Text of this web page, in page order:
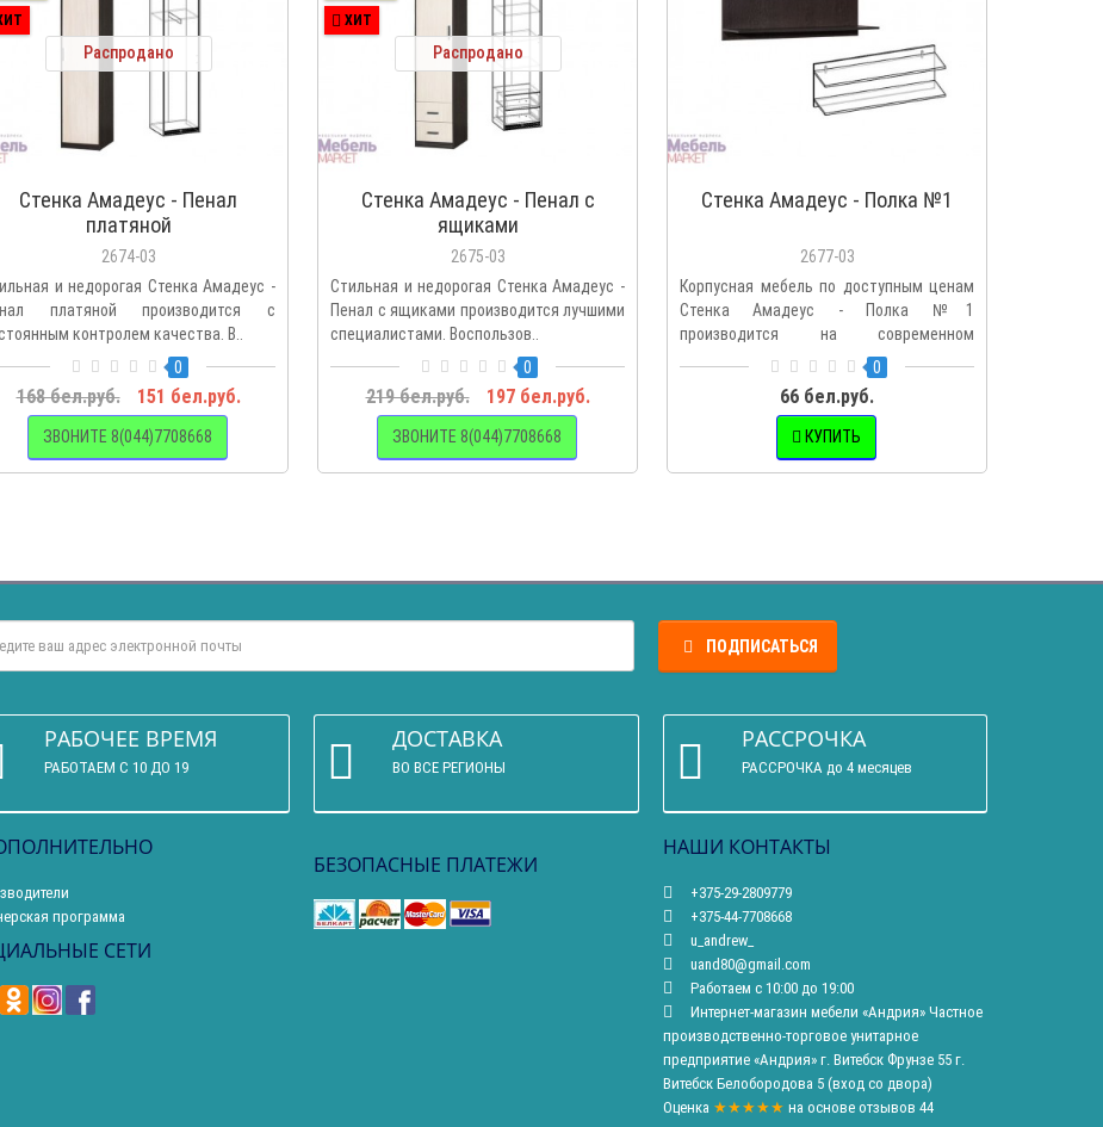
Распродано
Стенка Амадеус - Пенал
платяной
2674-03
и недорогая Стенка Амадеус -
платяной производится с
контролем качества. В..
0
168 бел.руб. 151 бел.руб.
ЗВОНИТЕ 8(044)7708668
ХИТ
Распродано
Стенка Амадеус - Пенал с
ящиками
2675-03
Стильная и недорогая Стенка Амадеус -
Пенал с ящиками производится лучшими
специалистами. Воспользов..
0
219 бел.руб. 197 бел.руб.
ЗВОНИТЕ 8(044)7708668
Стенка Амадеус - Полка №1
2677-03
Корпусная мебель по доступным ценам
Стенка Амадеус - Полка №1
производится на современном
0
66 бел.руб.
КУПИТЬ
ПОДПИСАТЬСЯ
РАБОЧЕЕ ВРЕМЯ
РАБОТАЕМ С 10 ДО 19
ДОСТАВКА
ВО ВСЕ РЕГИОНЫ
РАССРОЧКА
РАССРОЧКА до 4 месяцев
программа
СЕТИ
БЕЗОПАСНЫЕ ПЛАТЕЖИ
НАШИ КОНТАКТЫ
+375-29-2809779
+375-44-7708668
u_andrew_
uand80@gmail.com
Работаем с 10:00 до 19:00
Интернет-магазин мебели «Андрия» Частное
производственно-торговое унитарное
предприятие «Андрия» г. Витебск Фрунзе 55 г.
Витебск Белобородова 5 (вход со двора)
Оценка ★★★★★ на основе отзывов 44